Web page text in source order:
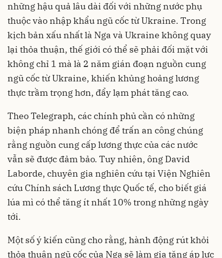
những hậu quả lâu dài đối với những nước phụ
thuộc vào nhập khẩu ngũ cốc từ Ukraine. Trong
kịch bản xấu nhất là Nga và Ukraine không quay
lại thỏa thuận, thế giới có thể sẽ phải đối mặt với
không chỉ 1 mà là 2 năm gián đoạn nguồn cung
ngũ cốc từ Ukraine, khiến khủng hoảng lương
thực trầm trọng hơn, đẩy lạm phát tăng cao.
Theo Telegraph, các chính phủ cần có những
biện pháp nhanh chóng để trấn an công chúng
rằng nguồn cung cấp lương thực của các nước
vẫn sẽ được đảm bảo. Tuy nhiên, ông David
Laborde, chuyên gia nghiên cứu tại Viện Nghiên
cứu Chính sách Lương thực Quốc tế, cho biết giá
lúa mì có thể tăng ít nhất 10% trong những ngày
tới.
Một số ý kiến cũng cho rằng, hành động rút khỏi
thỏa thuận ngũ cốc của Nga sẽ làm gia tăng áp lực